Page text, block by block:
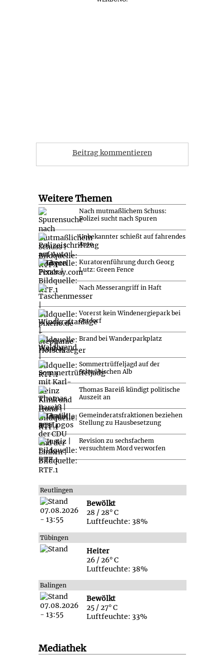
Beitrag kommentieren
Weitere Themen
Nach mutmaßlichem Schuss:
Polizei sucht nach Spuren
Unbekannter schießt auf fahrendes
Auto
Kuratorenführung durch Georg
Lutz: Green Fence
Nach Messerangriff in Haft
Vorerst kein Windenergiepark bei
Ostdorf
Brand bei Wanderparkplatz
Sommertrüffeljagd auf der
Schwäbischen Alb
Thomas Bareiß kündigt politische
Auszeit an
Gemeinderatsfraktionen beziehen
Stellung zu Hausbesetzung
Revision zu sechsfachem
versuchtem Mord verworfen
Reutlingen
Bewölkt
28 / 28° C
Luftfeuchte: 38%
Tübingen
Heiter
26 / 26° C
Luftfeuchte: 38%
Balingen
Bewölkt
25 / 27° C
Luftfeuchte: 33%
Mediathek